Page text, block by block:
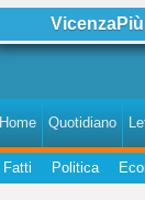
Home Quotidiano
Fatti Politica